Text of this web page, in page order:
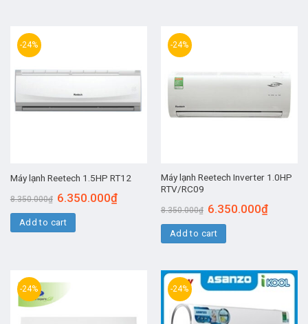
-24%
Máy lạnh Reetech 1.5HP RT12
8.350.000₫ 6.350.000₫
Add to cart
-24%
Máy lạnh Reetech Inverter 1.0HP
RTV/RC09
8.350.000₫ 6.350.000₫
Add to cart
-24% -24%